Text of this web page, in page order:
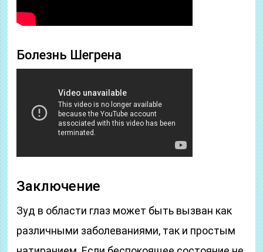
Болезнь Шегрена
Заключение
Зуд в области глаз может быть вызван как
различными заболеваниями, так и простым